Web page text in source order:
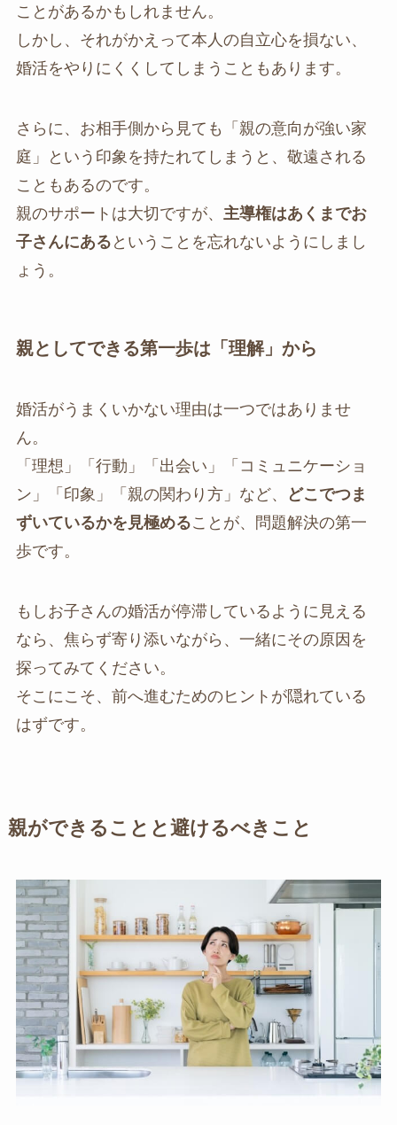
ことがあるかもしれません。
しかし、それがかえって本人の自立心を損ない、
婚活をやりにくくしてしまうこともあります。
さらに、お相手側から見ても「親の意向が強い家
庭」という印象を持たれてしまうと、敬遠される
こともあるのです。
親のサポートは大切ですが、 主導権はあくまでお
子さんにある ということを忘れないようにしまし
ょう。
親としてできる第一歩は「理解」から
婚活がうまくいかない理由は一つではありませ
ん。
「理想」「行動」「出会い」「コミュニケーショ
ン」「印象」「親の関わり方」など、
どこでつま
ずいているかを見極めることが、問題解決の第一
歩です。
もしお子さんの婚活が停滞しているように見える
なら、焦らず寄り添いながら、一緒にその原因を
探ってみてください。
そこにこそ、前へ進むためのヒントが隠れている
はずです。
親ができることと避けるべきこと